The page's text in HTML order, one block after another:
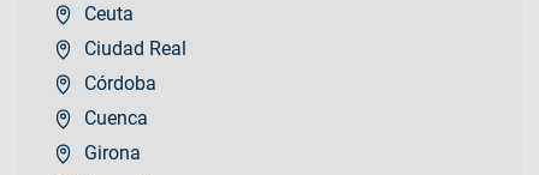
Ceuta
Ciudad Real
Córdoba
Cuenca
Girona